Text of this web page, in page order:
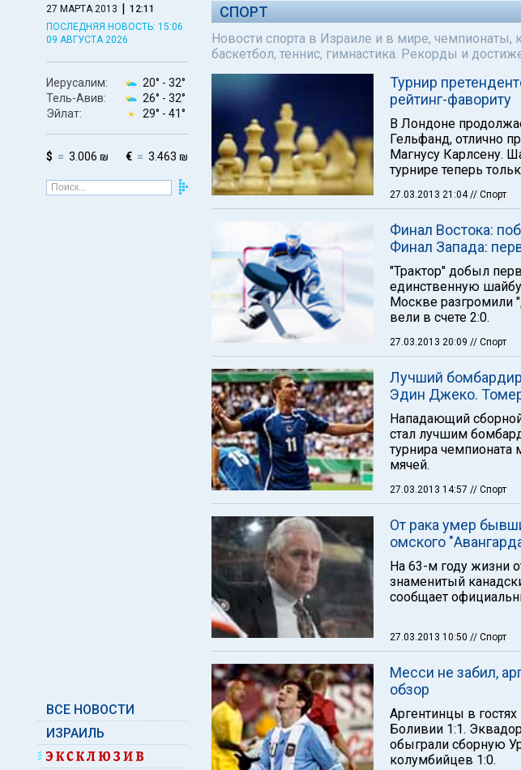
27 МАРТА 2013 | 12:11
ПОСЛЕДНЯЯ НОВОСТЬ: 15:06
09 АВГУСТА 2026
Иерусалим: 20° - 32°
Тель-Авив:
26° - 32°
Эйлат:
29° - 41°
$ 3.006 ₪ € 3.463 ₪
ВСЕ НОВОСТИ
ИЗРАИЛЬ
СПОРТ
Новости спорта в Израиле и в мире, чемпионаты,
баскетбол, теннис, гимнастика. Рекорды и
Турнир
рейтинг-фавориту
В Лондоне
Гельфанд, отлично
Магнусу Карлсену.
турнире теперь
27.03.2013 21:04// Спорт
Финал Востока:
Финал Запада:
"Трактор" добыл
единственную
Москве разгромили
вели в счете 2:0.
27.03.2013 20:09 // Спорт
Лучший бомбардир
Эдин Джеко.
Нападающий
стал лучшим
турнира чемпионата
мячей.
27.03.2013 14:57 // Спорт
От рака умер
омского
На 63-м году жизни
знаменитый
сообщает
27.03.2013 10:50 // Спорт
Месси не забил,
обзор
Аргентинцы в
Боливии 1:1.
обыграли сборную
колумбийцев 1:0.